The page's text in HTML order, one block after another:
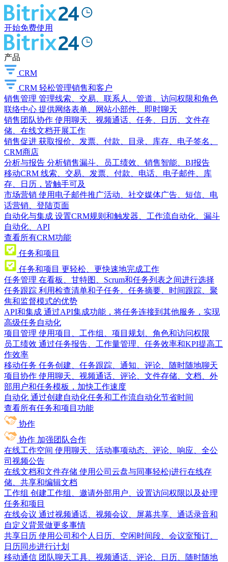
开始免费使用
产品
CRM
CRM 轻松管理销售和客户
销售管理 管理线索、交易、联系人、管道、访问权限和角色
联络中心 提供网络表单、网站小部件、即时聊天
销售团队协作 使用聊天、视频通话、任务、日历、文件存
储、在线文档开展工作
销售促进 获取报价、发票、付款、目录、库存、电子签名、
CRM商店
分析与报告 分析销售漏斗、员工绩效、销售智能、BI报告
移动CRM 线索、交易、发票、付款、电话、电子邮件、库
存、日历，皆触手可及
市场营销 使用电子邮件推广活动、社交媒体广告、短信、电
话营销、登陆页面
自动化与集成 设置CRM规则和触发器、工作流自动化、漏斗
自动化、API
查看所有CRM功能
任务和项目
任务和项目 更轻松、更快速地完成工作
任务管理 在看板、甘特图、Scrum和任务列表之间进行选择
任务跟踪 利用检查清单和子任务、任务摘要、时间跟踪、聚
焦和监督模式的优势
API和集成 通过API集成功能，将任务连接到其他服务，实现
高级任务自动化
项目管理 使用项目、工作组、项目规划、角色和访问权限
员工绩效 通过任务报告、工作量管理、任务效率和KPI提高工
作效率
移动任务 任务创建、任务跟踪、通知、评论、随时随地聊天
项目协作 使用聊天、视频通话、评论、文件存储、文档、外
部用户和任务模板，加快工作速度
自动化 通过创建自动化任务和工作流自动化节省时间
查看所有任务和项目功能
协作
协作 加强团队合作
在线工作空间 使用聊天、活动事项动态、评论、响应、全公
司视频公告
在线文档和文件存储 使用公司云盘与同事轻松j进行在线存
储、共享和编辑文档
工作组 创建工作组、邀请外部用户、设置访问权限以及处理
任务和项目
在线会议 通过视频通话、视频会议、屏幕共享、通话录音和
自定义背景做更多事情
共享日历 使用公司和个人日历、空闲时间段、会议室预订、
日历同步进行计划
移动通信 团队聊天工具、视频通话、评论、日历、随时随地